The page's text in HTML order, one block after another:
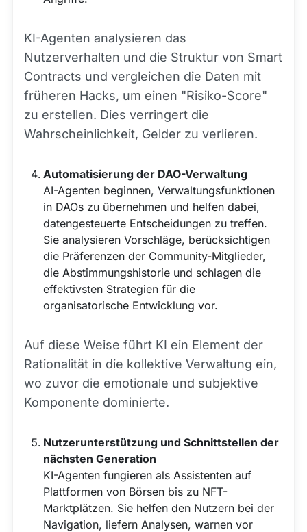
KI-Agenten analysieren das
Nutzerverhalten und die Struktur von Smart
Contracts und vergleichen die Daten mit
früheren Hacks, um einen "Risiko-Score"
zu erstellen. Dies verringert die
Wahrscheinlichkeit, Gelder zu verlieren.
Automatisierung der DAO-Verwaltung
AI-Agenten beginnen, Verwaltungsfunktionen
in DAOs zu übernehmen und helfen dabei,
datengesteuerte Entscheidungen zu treffen.
Sie analysieren Vorschläge, berücksichtigen
die Präferenzen der Community-Mitglieder,
die Abstimmungshistorie und schlagen die
effektivsten Strategien für die
organisatorische Entwicklung vor.
Auf diese Weise führt KI ein Element der
Rationalität in die kollektive Verwaltung ein,
wo zuvor die emotionale und subjektive
Komponente dominierte.
Nutzerunterstützung und Schnittstellen der
nächsten Generation
KI-Agenten fungieren als Assistenten auf
Plattformen von Börsen bis zu NFT-
Marktplätzen. Sie helfen den Nutzern bei der
Navigation, liefern Analysen, warnen vor